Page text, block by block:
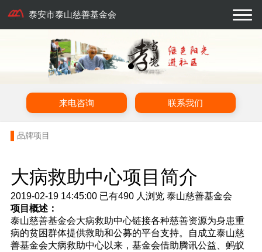
泰安市泰山慈善基金会
来电咨询 联系我们
品牌项目
大病救助中心项目简介
2019-02-19 14:45:00 已有490 人浏览 泰山慈善基金会
项目概述：
泰山慈善基金会大病救助中心链接各种慈善资源为身患重
病的贫困群体提供救助和公募的平台支持。自成立泰山慈
善基金会大病救助中心以来，基金会借助腾讯公益、蚂蚁